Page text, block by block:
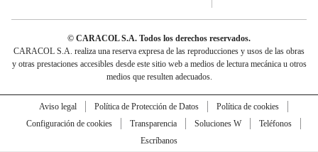
© CARACOL S.A. Todos los derechos reservados.
CARACOL S.A. realiza una reserva expresa de las reproducciones y usos de las obras
y otras prestaciones accesibles desde este sitio web a medios de lectura mecánica u otros
medios que resulten adecuados.
Aviso legal Política de Protección de Datos
Política de cookies
Configuración de cookies
Transparencia Soluciones W
Teléfonos
Escríbanos